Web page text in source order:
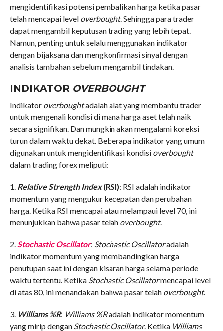
mengidentifikasi potensi pembalikan harga ketika pasar
telah mencapai level overbought. Sehingga para trader
dapat mengambil keputusan trading yang lebih tepat.
Namun, penting untuk selalu menggunakan indikator
dengan bijaksana dan mengkonfirmasi sinyal dengan
analisis tambahan sebelum mengambil tindakan.
INDIKATOR OVERBOUGHT
Indikator overboughtadalah alat yang membantu trader
untuk mengenali kondisi di mana harga aset telah naik
secara signifikan. Dan mungkin akan mengalami koreksi
turun dalam waktu dekat. Beberapa indikator yang umum
digunakan untuk mengidentifikasi kondisi overbought
dalam trading forex meliputi:
1. Relative Strength Index(RSI): RSI adalah indikator
momentum yang mengukur kecepatan dan perubahan
harga. Ketika RSI mencapai atau melampaui level 70, ini
menunjukkan bahwa pasar telah overbought.
2.Stochastic Oscillator: Stochastic Oscillatoradalah
indikator momentum yang membandingkan harga
penutupan saat ini dengan kisaran harga selama periode
waktu tertentu. Ketika Stochastic Oscillatormencapai level
di atas 80, ini menandakan bahwa pasar telah overbought.
3. Williams %R: Williams %Radalah indikator momentum
yang mirip dengan Stochastic Oscillator. Ketika Williams